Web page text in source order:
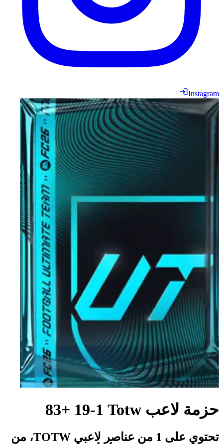
Instagram
حزمة لاعب Totw‏ 1‏-19 +83
تحتوي على 1 من عناصر لاعبي TOTW، من